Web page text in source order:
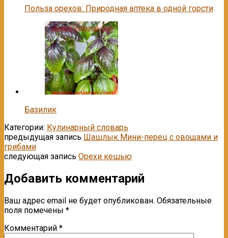
Польза орехов: Природная аптека в одной горсти
Базилик
Категории: Кулинарный словарь
предыдущая запись Шашлык Мини-перец с овощами и
грибами
следующая запись Орехи кешью
Добавить комментарий
Ваш адрес email не будет опубликован. Обязательные
поля помечены *
Комментарий *